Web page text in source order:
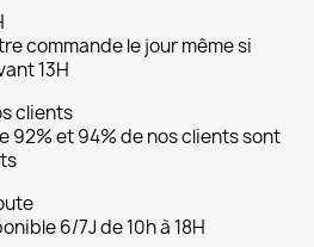
commande le jour même si
13H
clients
92% et 94% de nos clients sont
6/7J de 10h à 18H